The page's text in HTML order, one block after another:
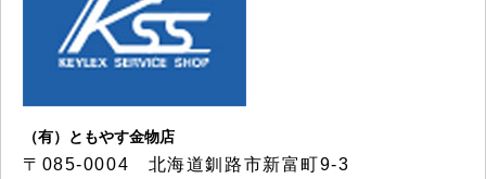
（有）ともやす金物店
〒085-0004 北海道釧路市新富町9-3